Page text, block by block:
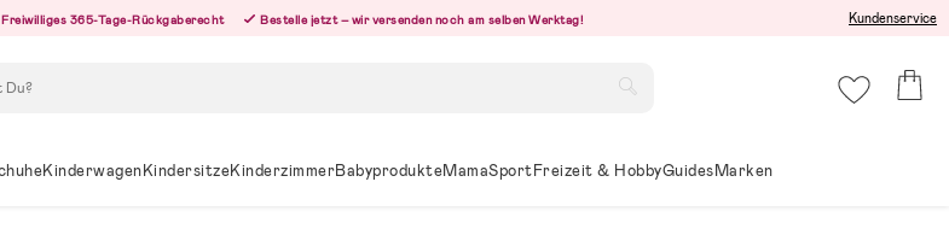
Freiwilliges 365-Tage-Rückgaberecht Bestelle jetzt – wir versenden noch am selben Werktag! Kundenservice
KinderwagenKindersitzeKinderzimmerBabyprodukteMamaSportFreizeit & HobbyGuidesMarken